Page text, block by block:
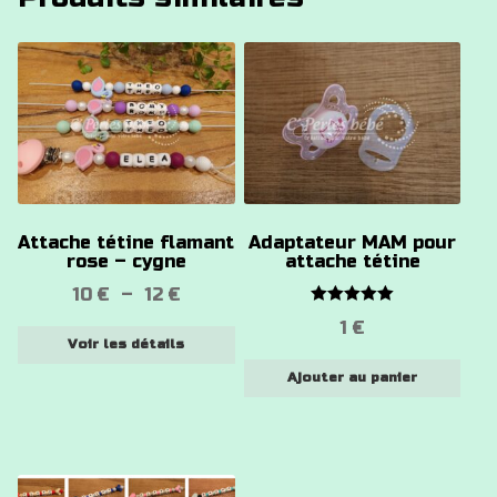
Attache tétine flamant
rose – cygne
10 € – 12 €Plage
prix :
Voir les détails
Ce
produit
a
plusieurs
variations.
Les
peuvent
choisies
Adaptateur MAM pour
attache tétine
sur 5
1€
Ajouter au panier
Ce